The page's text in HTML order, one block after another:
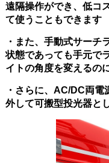
遠隔操作ができ、低コ
て使うこともできます
・また、手動式サーチ
状態であっても手元で
イトの角度を変えるの
・さらに、AC/DC両
外して可搬型投光器と